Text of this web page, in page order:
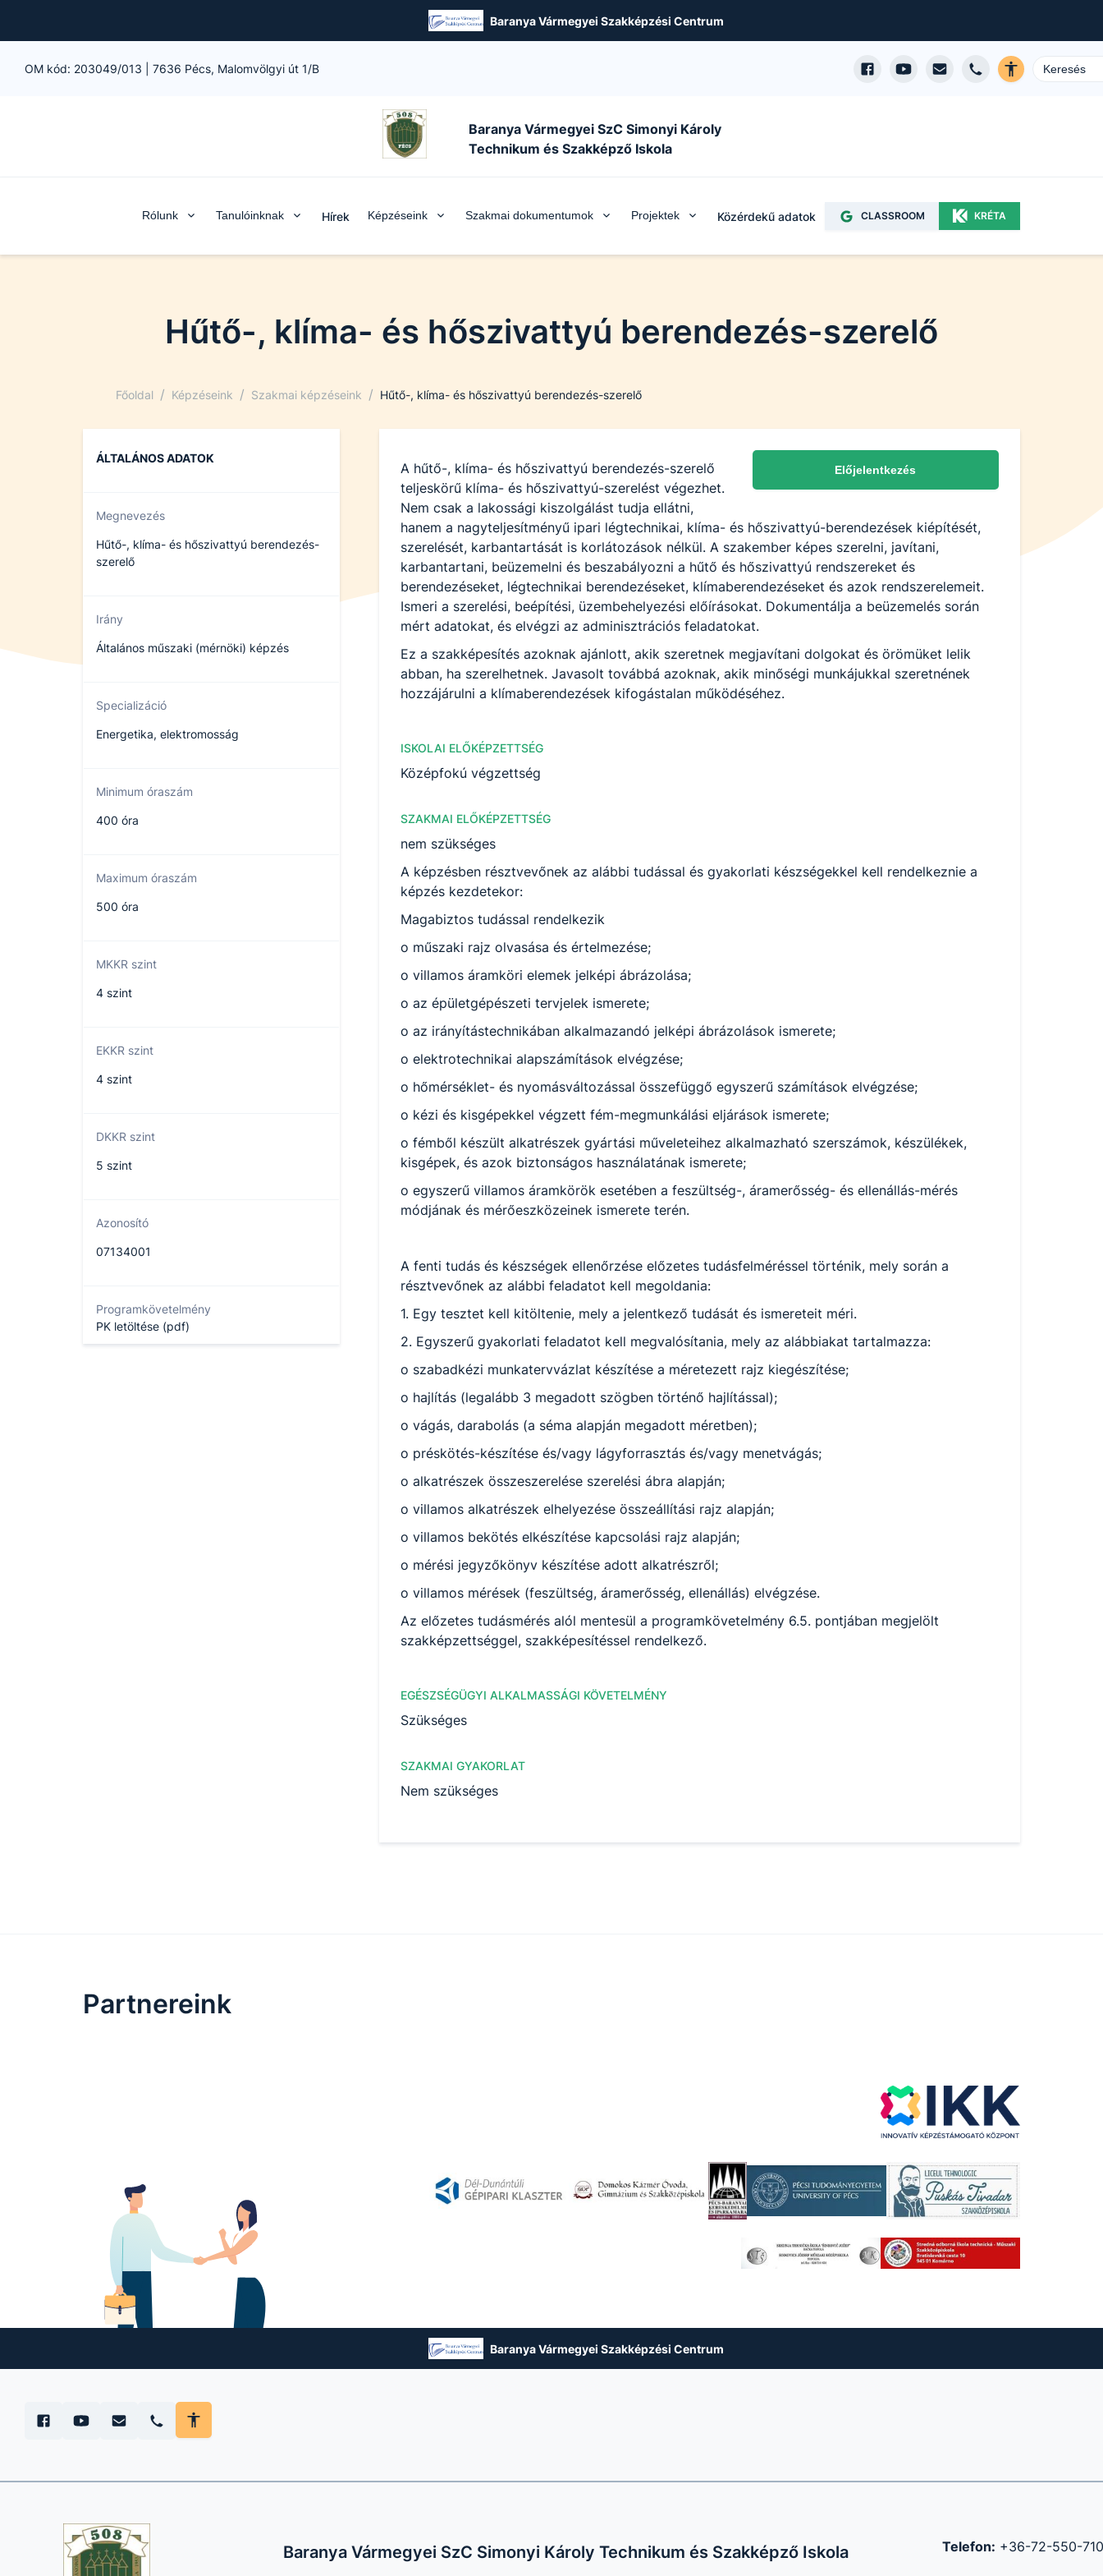
Baranya Vármegyei Szakképzési Centrum
OM kód: 203049/013 7636 Pécs, Malomvölgyi út 1/B
Baranya Vármegyei SzC Simonyi Károly
Technikum és Szakképző Iskola
Rólunk Tanulóinknak Hírek Képzéseink Szakmai dokumentumok Projektek Közérdekű adatok CLASSROOM KRÉTA
Hűtő-, klíma- és hőszivattyú berendezés-szerelő
Főoldal / Képzéseink / Szakmai képzéseink / Hűtő-, klíma- és hőszivattyú berendezés-szerelő
ÁLTALÁNOS ADATOK
Megnevezés
Hűtő-, klíma- és hőszivattyú berendezés-
szerelő
Irány
Általános műszaki (mérnöki) képzés
Specializáció
Energetika, elektromosság
Minimum óraszám
400 óra
Maximum óraszám
500 óra
MKKR szint
4 szint
EKKR szint
4 szint
DKKR szint
5 szint
Azonosító
07134001
Programkövetelmény
PK letöltése (pdf)
Előjelentkezés
A hűtő-, klíma- és hőszivattyú berendezés-szerelő
teljeskörű klíma- és hőszivattyú-szerelést végezhet.
Nem csak a lakossági kiszolgálást tudja ellátni,
hanem a nagyteljesítményű ipari légtechnikai, klíma- és hőszivattyú-berendezések kiépítését,
szerelését, karbantartását is korlátozások nélkül. A szakember képes szerelni, javítani,
karbantartani, beüzemelni és beszabályozni a hűtő és hőszivattyú rendszereket és
berendezéseket, légtechnikai berendezéseket, klímaberendezéseket és azok rendszerelemeit.
Ismeri a szerelési, beépítési, üzembehelyezési előírásokat. Dokumentálja a beüzemelés során
mért adatokat, és elvégzi az adminisztrációs feladatokat.
Ez a szakképesítés azoknak ajánlott, akik szeretnek megjavítani dolgokat és örömüket lelik
abban, ha szerelhetnek. Javasolt továbbá azoknak, akik minőségi munkájukkal szeretnének
hozzájárulni a klímaberendezések kifogástalan működéséhez.
ISKOLAI ELŐKÉPZETTSÉG
Középfokú végzettség
SZAKMAI ELŐKÉPZETTSÉG
nem szükséges
A képzésben résztvevőnek az alábbi tudással és gyakorlati készségekkel kell rendelkeznie a
képzés kezdetekor:
Magabiztos tudással rendelkezik
o műszaki rajz olvasása és értelmezése;
o villamos áramköri elemek jelképi ábrázolása;
o az épületgépészeti tervjelek ismerete;
o az irányítástechnikában alkalmazandó jelképi ábrázolások ismerete;
o elektrotechnikai alapszámítások elvégzése;
o hőmérséklet- és nyomásváltozással összefüggő egyszerű számítások elvégzése;
o kézi és kisgépekkel végzett fém-megmunkálási eljárások ismerete;
o fémből készült alkatrészek gyártási műveleteihez alkalmazható szerszámok, készülékek,
kisgépek, és azok biztonságos használatának ismerete;
o egyszerű villamos áramkörök esetében a feszültség-, áramerősség- és ellenállás-mérés
módjának és mérőeszközeinek ismerete terén.
A fenti tudás és készségek ellenőrzése előzetes tudásfelméréssel történik, mely során a
résztvevőnek az alábbi feladatot kell megoldania:
1. Egy tesztet kell kitöltenie, mely a jelentkező tudását és ismereteit méri.
2. Egyszerű gyakorlati feladatot kell megvalósítania, mely az alábbiakat tartalmazza:
o szabadkézi munkatervvázlat készítése a méretezett rajz kiegészítése;
o hajlítás (legalább 3 megadott szögben történő hajlítással);
o vágás, darabolás (a séma alapján megadott méretben);
o préskötés-készítése és/vagy lágyforrasztás és/vagy menetvágás;
o alkatrészek összeszerelése szerelési ábra alapján;
o villamos alkatrészek elhelyezése összeállítási rajz alapján;
o villamos bekötés elkészítése kapcsolási rajz alapján;
o mérési jegyzőkönyv készítése adott alkatrészről;
o villamos mérések (feszültség, áramerősség, ellenállás) elvégzése.
Az előzetes tudásmérés alól mentesül a programkövetelmény 6.5. pontjában megjelölt
szakképzettséggel, szakképesítéssel rendelkező.
EGÉSZSÉGÜGYI ALKALMASSÁGI KÖVETELMÉNY
Szükséges
SZAKMAI GYAKORLAT
Nem szükséges
Partnereink
Baranya Vármegyei Szakképzési Centrum
Baranya Vármegyei SzC Simonyi Károly Technikum és Szakképző Iskola Telefon: +36-72-550-710